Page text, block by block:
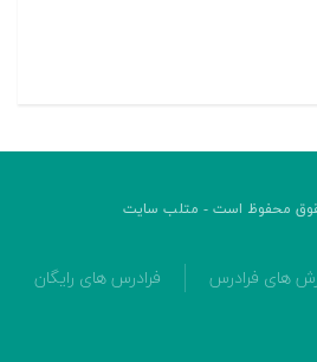
محفوظ است - متلب سایت
های فرادرس
فرادرس های رایگان